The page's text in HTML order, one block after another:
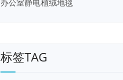
办公室静电植绒地毯
标签TAG